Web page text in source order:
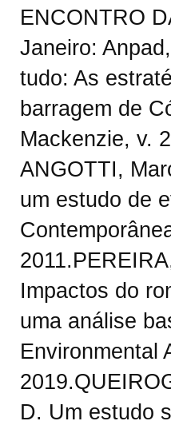
ENCONTRO
Janeiro:
tudo: As
barragem de
Mackenzie, v.
ANGOTTI,
um estudo de
Impactos do
uma análise
Environmental
D. Um estudo